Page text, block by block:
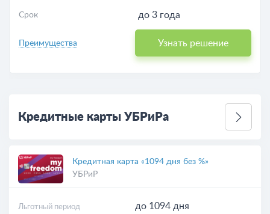
Срок до 3 года
Преимущества Узнать решение
Кредитные карты УБРиРа
Кредитная карта «1094 дня без %»
УБРиР
Льготный период до 1094 дня